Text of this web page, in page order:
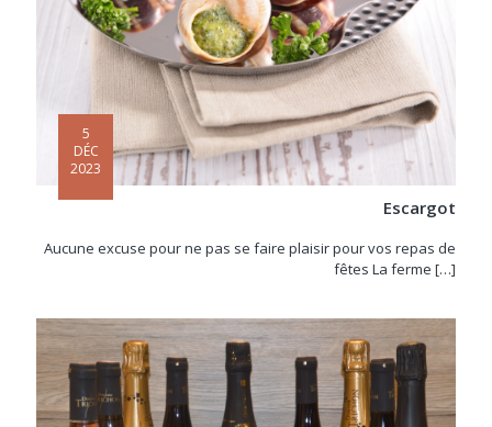
5
DÉC
2023
Escargot
Aucune excuse pour ne pas se faire plaisir pour vos repas de
fêtes La ferme […]